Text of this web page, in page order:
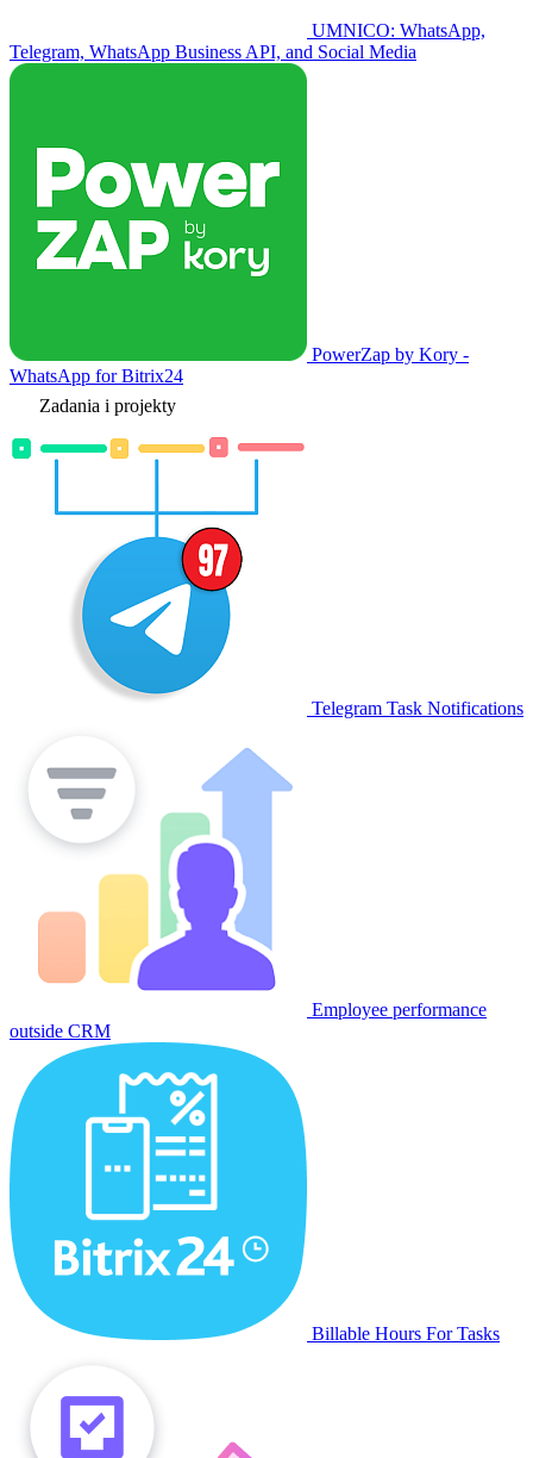
UMNICO: WhatsApp,
Telegram, WhatsApp Business API, and Social Media
PowerZap by Kory -
WhatsApp for Bitrix24
Zadania i projekty
Telegram Task Notifications
Employee performance
outside CRM
Billable Hours For Tasks